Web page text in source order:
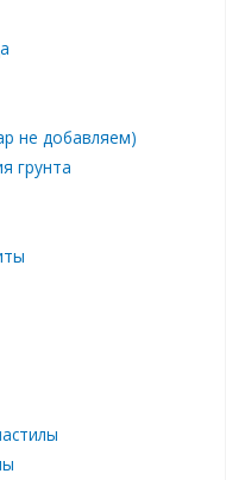
не добавляем)
грунта